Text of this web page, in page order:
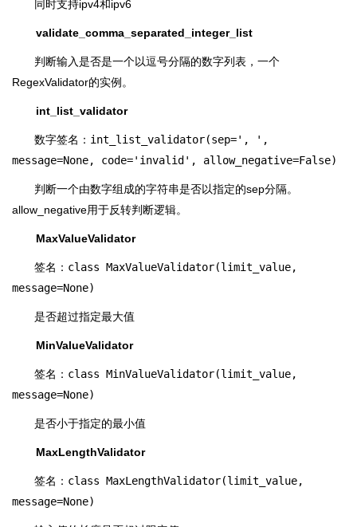
同时支持ipv4和ipv6
validate_comma_separated_integer_list
判断输入是否是一个以逗号分隔的数字列表，一个
RegexValidator的实例。
int_list_validator
数字签名： int_list_validator(sep=', ',
message=None, code='invalid', allow_negative=False)
判断一个由数字组成的字符串是否以指定的sep分隔。
allow_negative用于反转判断逻辑。
MaxValueValidator
签名： class MaxValueValidator(limit_value,
message=None)
是否超过指定最大值
MinValueValidator
签名： class MinValueValidator(limit_value,
message=None)
是否小于指定的最小值
MaxLengthValidator
签名： class MaxLengthValidator(limit_value,
message=None)